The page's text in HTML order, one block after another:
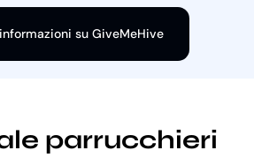
su GiveMeHive
parrucchieri